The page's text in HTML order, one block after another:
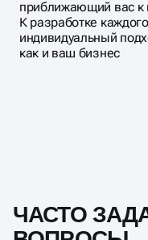
приближающий вас
К разработке
индивидуальный
как и ваш бизнес
ЧАСТО